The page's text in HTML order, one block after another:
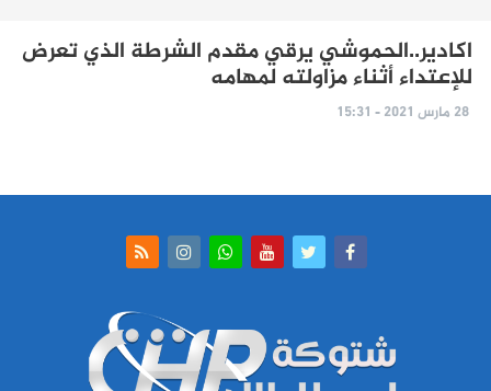
اكادير..الحموشي يرقي مقدم الشرطة الذي تعرض
للإعتداء أثناء مزاولته لمهامه
28 مارس 2021 - 15:31